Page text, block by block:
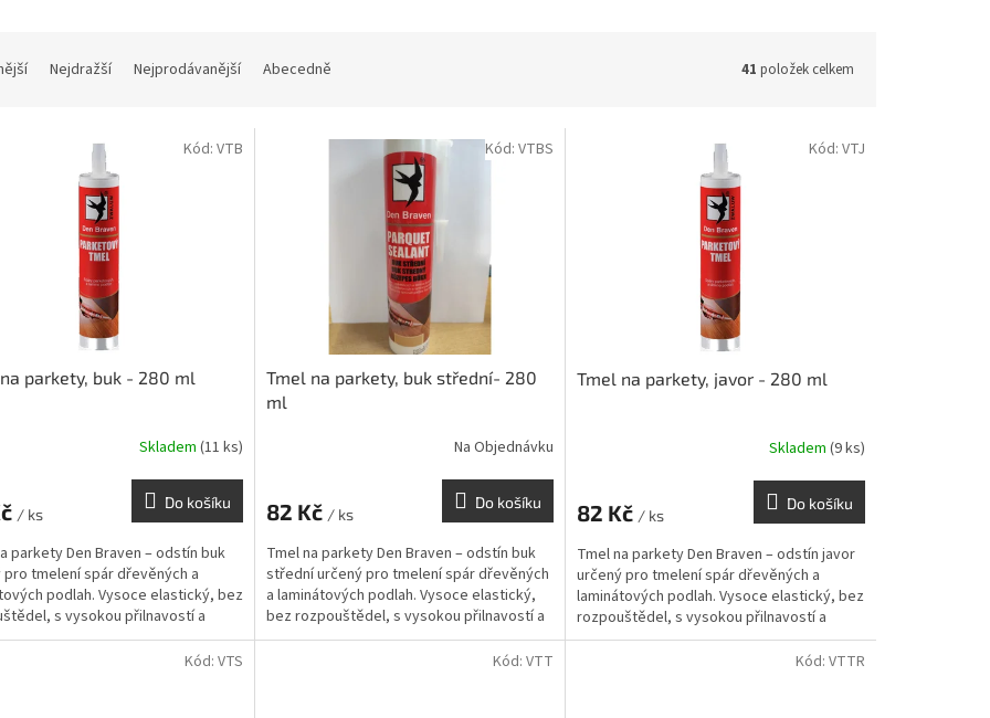
Nejdražší Nejprodávanější Abecedně 41 položek celkem
parkety, buk - 280 ml
Skladem (11 ks)
/ ks
Do košíku
parkety Den Braven – odstín buk
pro tmelení spár dřevěných a
podlah. Vysoce elastický, bez
s vysokou přilnavostí a
pro...
Kód: VTB
Tmel na parkety, buk střední- 280
ml
Na Objednávku
82 Kč / ks
Do košíku
Tmel na parkety Den Braven – odstín buk
střední určený pro tmelení spár dřevěných
a laminátových podlah. Vysoce elastický,
bez rozpouštědel, s vysokou přilnavostí a
vhodný pro...
Kód: VTBS
Tmel na parkety, javor - 280 ml
Skladem (9 ks)
82 Kč / ks
Do košíku
Tmel na parkety Den Braven – odstín javor
určený pro tmelení spár dřevěných a
laminátových podlah. Vysoce elastický, bez
rozpouštědel, s vysokou přilnavostí a
vhodný pro...
Kód: VTJ
Kód: VTS Kód: VTT Kód: VTTR